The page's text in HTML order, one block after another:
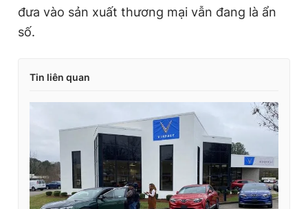
đưa vào sản xuất thương mại vẫn đang là ẩn
số.
Tin liên quan